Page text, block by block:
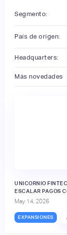
Segmento:
País de origen:
Headquarters:
Más novedades
UNICORNIO
ESCALAR PAGOS
May 14, 2026
EXPANSIONES